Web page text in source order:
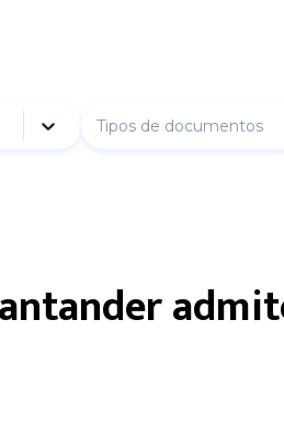
Tipos de documentos